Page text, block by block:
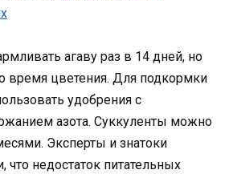
агаву раз в 14 дней, но
время цветения. Для подкормки
удобрения с
азота. Суккуленты можно
Эксперты и знатоки
что недостаток питательных